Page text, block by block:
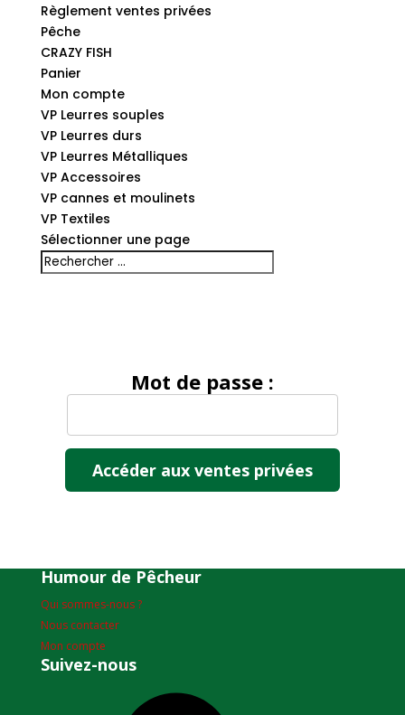
Règlement ventes privées
Pêche
CRAZY FISH
Panier
Mon compte
VP Leurres souples
VP Leurres durs
VP Leurres Métalliques
VP Accessoires
VP cannes et moulinets
VP Textiles
Sélectionner une page
Mot de passe :
Humour de Pêcheur
Qui sommes-nous ?
Nous contacter
Mon compte
Suivez-nous